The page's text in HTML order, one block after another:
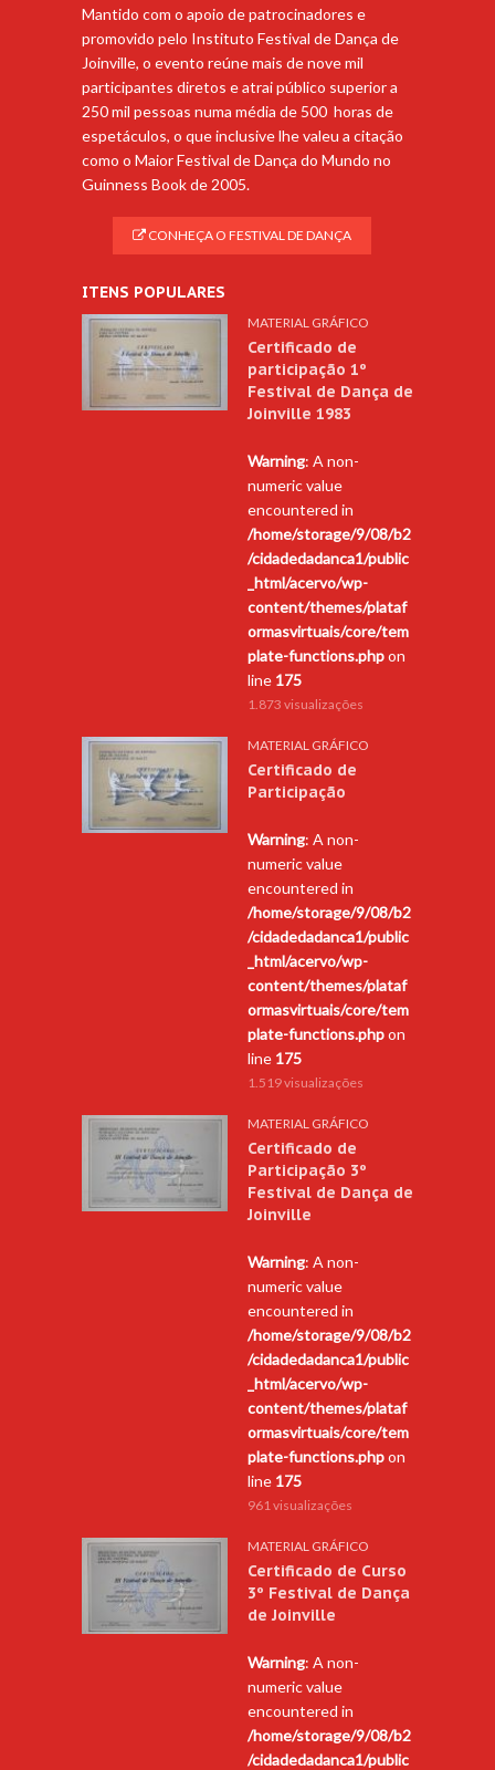
Mantido com o apoio de patrocinadores e
promovido pelo Instituto Festival de Dança de
Joinville, o evento reúne mais de nove mil
participantes diretos e atrai público superior a
250 mil pessoas numa média de 500 horas de
espetáculos, o que inclusive lhe valeu a citação
como o Maior Festival de Dança do Mundo no
Guinness Book de 2005.
CONHEÇA O FESTIVAL DE DANÇA
ITENS POPULARES
MATERIAL GRÁFICO
Certificado de
participação 1º
Festival de Dança de
Joinville 1983
Warning: A non-
numeric value
encountered in
/home/storage/9/08/b2
/cidadedadanca1/public
_html/acervo/wp-
content/themes/plataf
ormasvirtuais/core/tem
plate-functions.phpon
line 175
1.873 visualizações
MATERIAL GRÁFICO
Certificado de
Participação
Warning: A non-
numeric value
encountered in
/home/storage/9/08/b2
/cidadedadanca1/public
_html/acervo/wp-
content/themes/plataf
ormasvirtuais/core/tem
plate-functions.phpon
line 175
1.519 visualizações
MATERIAL GRÁFICO
Certificado de
Participação 3º
Festival de Dança de
Joinville
Warning: A non-
numeric value
encountered in
/home/storage/9/08/b2
/cidadedadanca1/public
_html/acervo/wp-
content/themes/plataf
ormasvirtuais/core/tem
plate-functions.phpon
line 175
961 visualizações
MATERIAL GRÁFICO
Certificado de Curso
3º Festival de Dança
de Joinville
Warning: A non-
numeric value
encountered in
/home/storage/9/08/b2
/cidadedadanca1/public